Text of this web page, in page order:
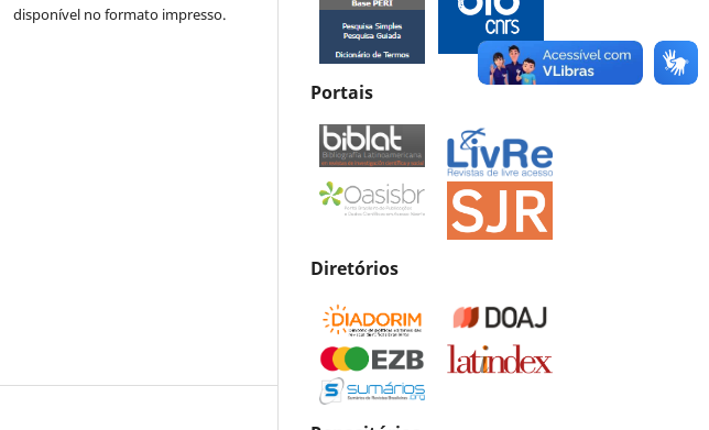
disponível no formato impresso.
Portais
Diretórios